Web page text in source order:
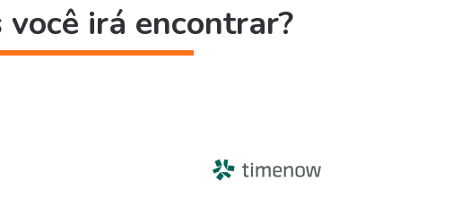
você irá encontrar?